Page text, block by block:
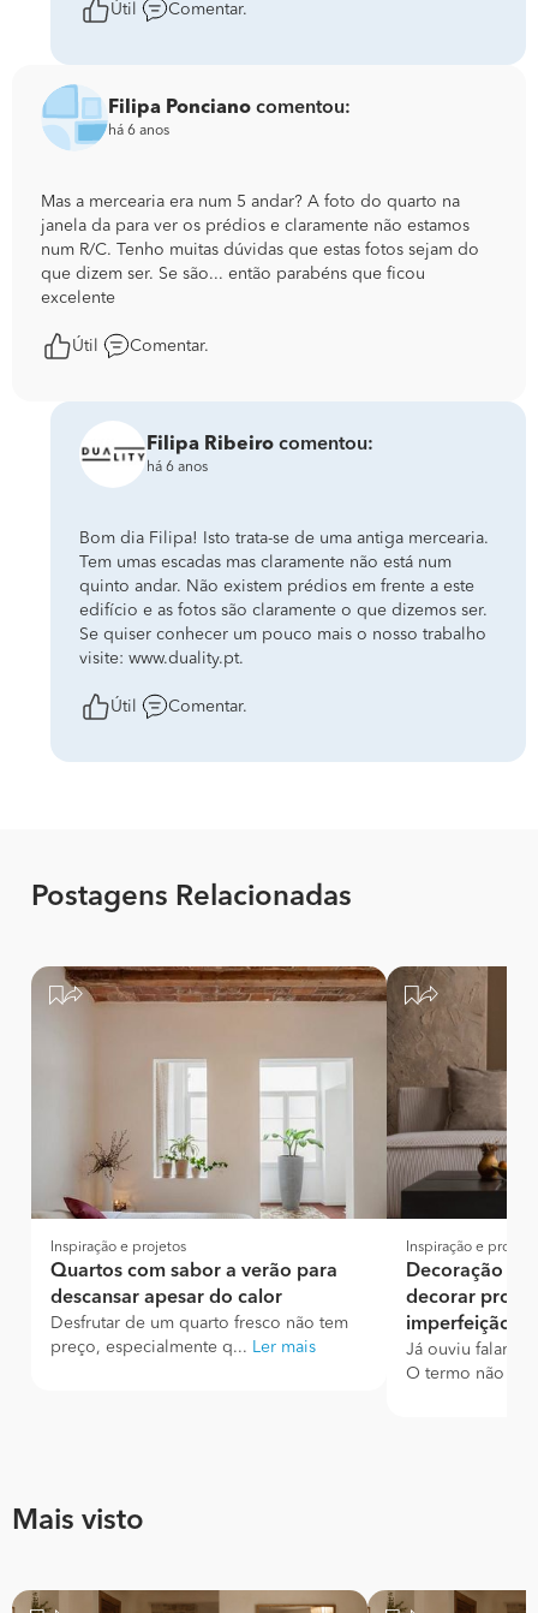
Útil Comentar.
Filipa Ponciano comentou:
há 6 anos
Mas a mercearia era num 5 andar? A foto do quarto na
janela da para ver os prédios e claramente não estamos
num R/C. Tenho muitas dúvidas que estas fotos sejam do
que dizem ser. Se são... então parabéns que ficou
excelente
Útil Comentar.
Filipa Ribeiro comentou:
há 6 anos
Bom dia Filipa! Isto trata-se de uma antiga mercearia.
Tem umas escadas mas claramente não está num
quinto andar. Não existem prédios em frente a este
edifício e as fotos são claramente o que dizemos ser.
Se quiser conhecer um pouco mais o nosso trabalho
visite: www.duality.pt.
Útil Comentar.
Postagens Relacionadas
Inspiração e projetos
Quartos com sabor a verão para
descansar apesar do calor
Desfrutar de um quarto fresco não tem
preço, especialmente q... Ler mais
Inspiração e
Decoração
decorar
imperfeição
Já ouviu falar da
O termo não é
Mais visto